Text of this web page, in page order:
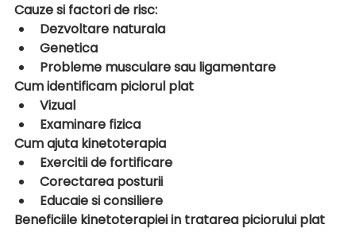
Cauze si factori de risc:
Dezvoltare naturala
Genetica
Probleme musculare sau ligamentare
Cum identificam piciorul plat
Vizual
Examinare fizica
Cum ajuta kinetoterapia
Exercitii de fortificare
Corectarea posturii
Educaie si consiliere
Beneficiile kinetoterapiei in tratarea piciorului plat